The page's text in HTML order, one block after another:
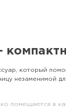
который
незаменимой
помещаются в